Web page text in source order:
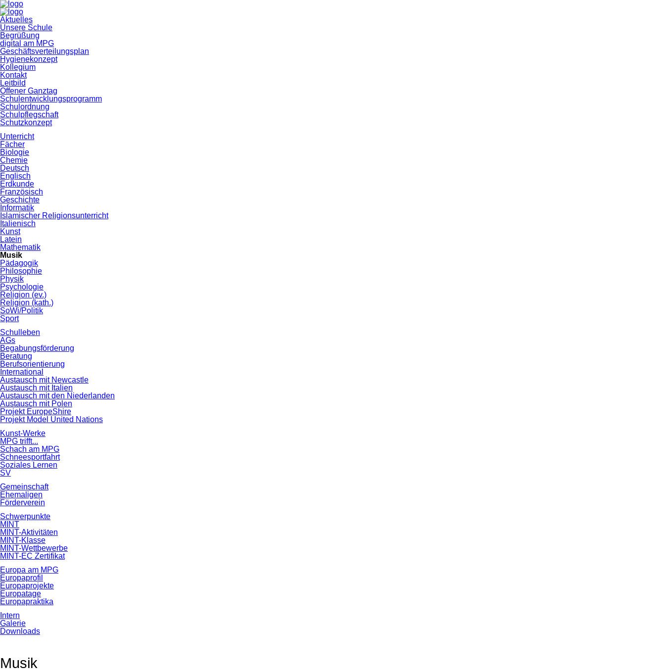
Navigation
überspringen
Aktuelles
Unsere Schule
Begrüßung
digital am MPG
Geschäftsverteilungsplan
Hygienekonzept
Kollegium
Kontakt
Leitbild
Offener Ganztag
Schulentwicklungsprogramm
Schulordnung
Schulpflegschaft
Schutzkonzept
Unterricht
Fächer
Biologie
Chemie
Deutsch
Englisch
Erdkunde
Französisch
Geschichte
Informatik
Islamischer Religionsunterricht
Italienisch
Kunst
Latein
Mathematik
Musik
Pädagogik
Philosophie
Physik
Psychologie
Religion (ev.)
Religion (kath.)
SoWi/Politik
Sport
Schulleben
AGs
Begabungsförderung
Beratung
Berufsorientierung
International
Austausch mit Newcastle
Austausch mit Italien
Austausch mit den Niederlanden
Austausch mit Polen
Projekt EuropeShire
Projekt Model United Nations
Kunst-Werke
MPG trifft...
Schach am MPG
Schneesportfahrt
Soziales Lernen
SV
Gemeinschaft
Ehemaligen
Förderverein
Schwerpunkte
MINT
MINT-Aktivitäten
MINT-Klasse
MINT-Wettbewerbe
MINT-EC Zertifikat
Europa am MPG
Europaprofil
Europaprojekte
Europatage
Europapraktika
Intern
Galerie
Downloads
Musik